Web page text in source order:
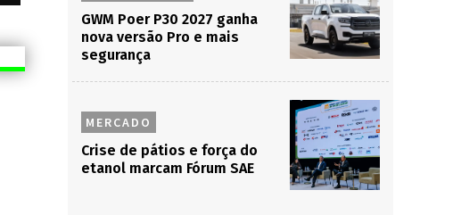
GWM Poer P30 2027 ganha
nova versão Pro e mais
segurança
MERCADO
Crise de pátios e força do
etanol marcam Fórum SAE